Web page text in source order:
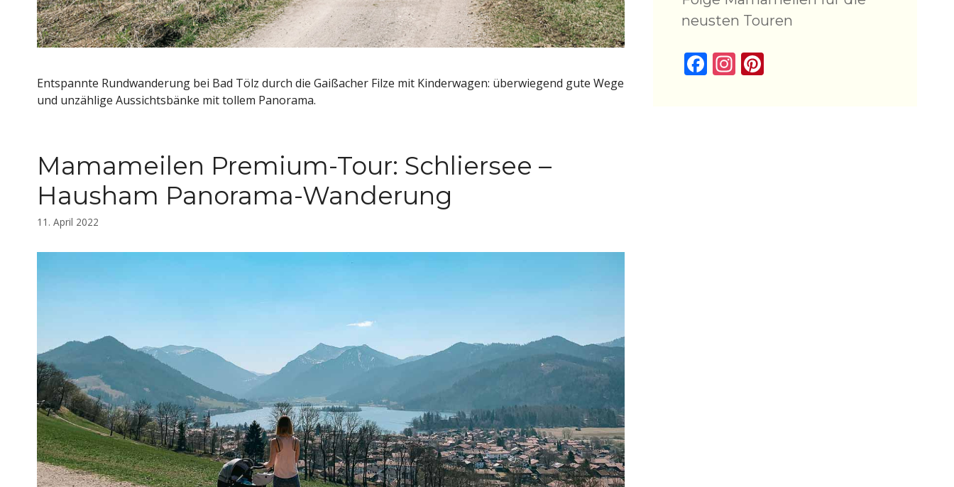
Entspannte Rundwanderung bei Bad Tölz durch die Gaißacher Filze mit Kinderwagen: überwiegend gute Wege
und unzählige Aussichtsbänke mit tollem Panorama.
Mamameilen Premium-Tour: Schliersee –
Hausham Panorama-Wanderung
11. April 2022
neusten Touren
F In